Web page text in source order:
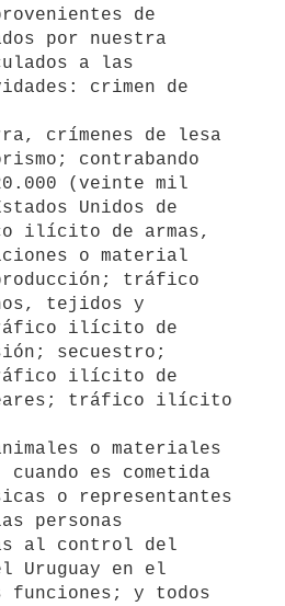
de
por nuestra
a las
crimen de
crímenes de lesa
contrabando
(veinte mil
Unidos de
ilícito de armas,
o material
tráfico
tejidos y
tráfico ilícito de
secuestro;
ilícito de
tráfico ilícito
o materiales
es cometida
o representantes
personas
al control del
Uruguay en el
funciones; y todos